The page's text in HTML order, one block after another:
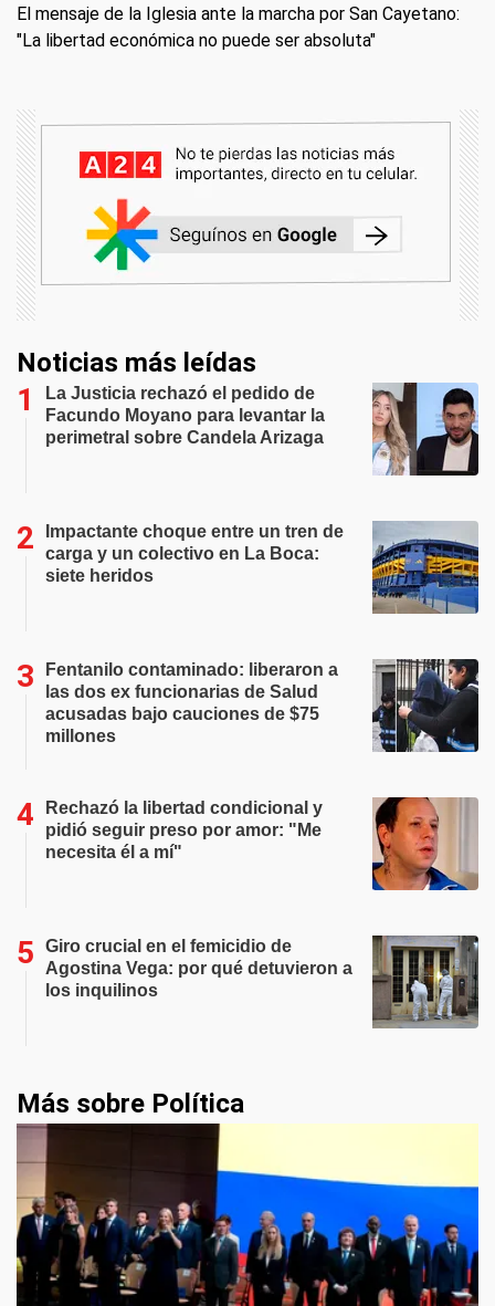
El mensaje de la Iglesia ante la marcha por San Cayetano:
"La libertad económica no puede ser absoluta"
Noticias más leídas
La Justicia rechazó el pedido de
Facundo Moyano para levantar la
perimetral sobre Candela Arizaga
Impactante choque entre un tren de
carga y un colectivo en La Boca:
siete heridos
Fentanilo contaminado: liberaron a
las dos ex funcionarias de Salud
acusadas bajo cauciones de $75
millones
Rechazó la libertad condicional y
pidió seguir preso por amor: "Me
necesita él a mí"
Giro crucial en el femicidio de
Agostina Vega: por qué detuvieron a
los inquilinos
Más sobre Política